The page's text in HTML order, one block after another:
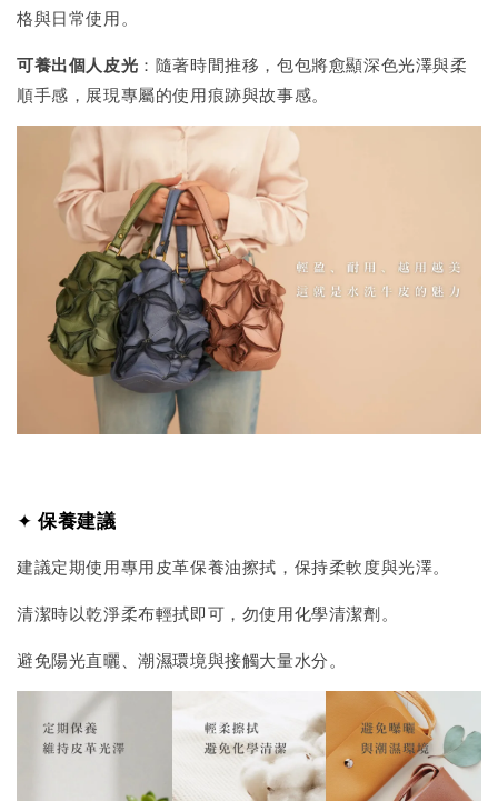
格與日常使用。
可養出個人皮光 ：隨著時間推移，包包將愈顯深色光澤與柔
順手感，展現專屬的使用痕跡與故事感。
✦ 保養建議
建議定期使用專用皮革保養油擦拭，保持柔軟度與光澤。
清潔時以乾淨柔布輕拭即可，勿使用化學清潔劑。
避免陽光直曬、潮濕環境與接觸大量水分。